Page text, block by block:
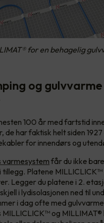
for en behagelig
og
100 år med fartstid
de har faktisk helt siden
for innendørs og
varmesystem får du ikke
tillegg. Platene
Legger du platene i 2.
i lydisolasjonen ned til
i dag ofte med
MILLICLICK™ og MILLIMAT®